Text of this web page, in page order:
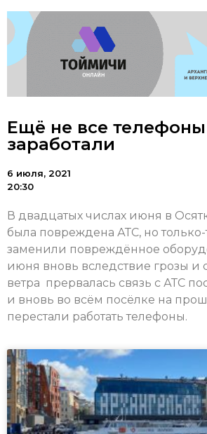
Ещё не все
заработали
6 июля, 2021
20:30
В двадцатых числах июня в
была повреждена АТС, но только-
заменили повреждённое
июня вновь вследствие грозы и
ветра прервалась связь с АТС
и вновь во всём посёлке на
перестали работать телефоны.